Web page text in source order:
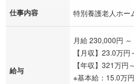
仕事内容 特別養護老人ホー
給与
月給 230,000円
【月収】23.0万
【年収】321万円
※基本給：15.0万